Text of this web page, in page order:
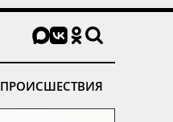
ПРОИСШЕСТВИЯ